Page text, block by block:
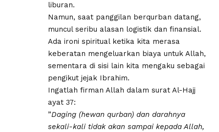
liburan.
Namun, saat panggilan berqurban datang,
muncul seribu alasan logistik dan finansial.
Ada ironi spiritual ketika kita merasa
keberatan mengeluarkan biaya untuk Allah,
sementara di sisi lain kita mengaku sebagai
pengikut jejak Ibrahim.
​Ingatlah firman Allah dalam surat Al-Hajj
ayat 37:
​”Daging (hewan qurban) dan darahnya
sekali-kali tidak akan sampai kepada Allah,